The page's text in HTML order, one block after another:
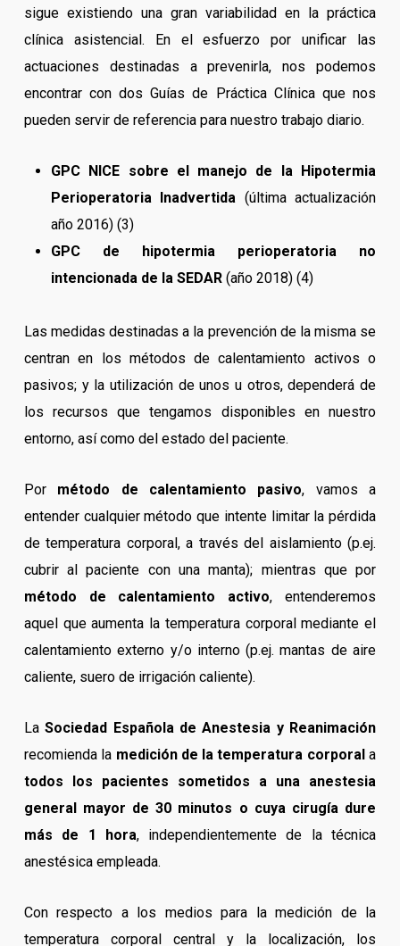
sigue existiendo una gran variabilidad en la práctica
clínica asistencial. En el esfuerzo por unificar las
actuaciones destinadas a prevenirla, nos podemos
encontrar con dos Guías de Práctica Clínica que nos
pueden servir de referencia para nuestro trabajo diario.
GPC NICE sobre el manejo de la Hipotermia
Perioperatoria Inadvertida (última actualización
año 2016) (3)
GPC de hipotermia perioperatoria no
intencionada de la SEDAR(año 2018) (4)
Las medidas destinadas a la prevención de la misma se
centran en los métodos de calentamiento activos o
pasivos; y la utilización de unos u otros, dependerá de
los recursos que tengamos disponibles en nuestro
entorno, así como del estado del paciente.
Por método de calentamiento pasivo, vamos a
entender cualquier método que intente limitar la pérdida
de temperatura corporal, a través del aislamiento (p.ej.
cubrir al paciente con una manta); mientras que por
método de calentamiento activo, entenderemos
aquel que aumenta la temperatura corporal mediante el
calentamiento externo y/o interno (p.ej. mantas de aire
caliente, suero de irrigación caliente).
LaSociedad Española de Anestesia y Reanimación
recomienda la medición de la temperatura corporal a
todos los pacientes sometidos a una anestesia
general mayor de 30 minutos o cuya cirugía dure
más de 1 hora, independientemente de la técnica
anestésica empleada.
Con respecto a los medios para la medición de la
temperatura corporal central y la localización, los